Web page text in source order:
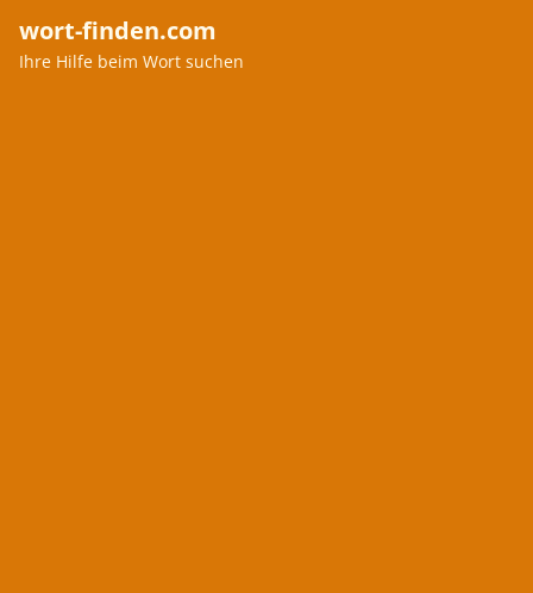
wort-finden.com
Ihre Hilfe beim Wort suchen